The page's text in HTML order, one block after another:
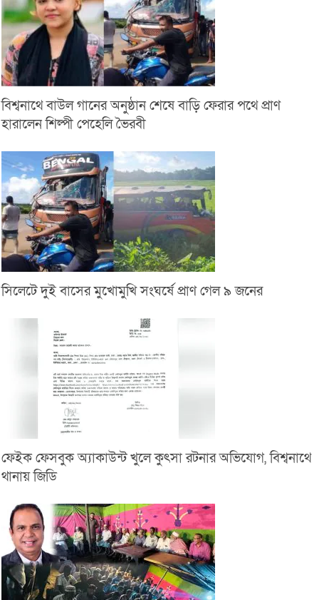
বিশ্বনাথে বাউল গানের অনুষ্ঠান শেষে বাড়ি ফেরার পথে প্রাণ
হারালেন শিল্পী পেহেলি ভৈরবী
সিলেটে দুই বাসের মুখোমুখি সংঘর্ষে প্রাণ গেল ৯ জনের
ফেইক ফেসবুক অ্যাকাউন্ট খুলে কুৎসা রটনার অভিযোগ, বিশ্বনাথে
থানায় জিডি